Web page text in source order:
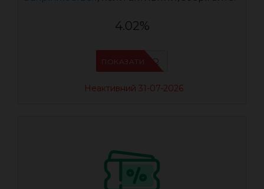
4.02%
IFP94JWQ
ПОКАЗАТИ
Неактивний 31-07-2026